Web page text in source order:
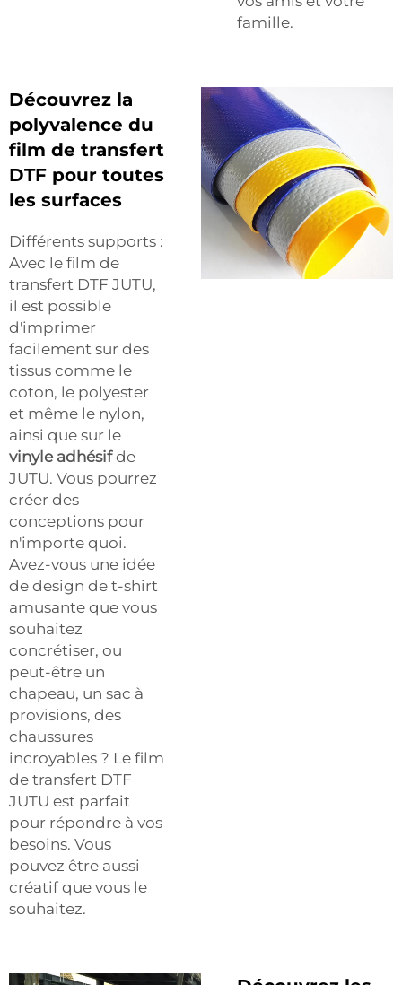
famille.
Découvrez la
polyvalence du
film de transfert
DTF pour toutes
les surfaces
Différents supports :
Avec le film de
transfert DTF JUTU,
il est possible
d'imprimer
facilement sur des
tissus comme le
coton, le polyester
et même le nylon,
ainsi que sur le
vinyle adhésifde
JUTU. Vous pourrez
créer des
conceptions pour
n'importe quoi.
Avez-vous une idée
de design de t-shirt
amusante que vous
souhaitez
concrétiser, ou
peut-être un
chapeau, un sac à
provisions, des
chaussures
incroyables ? Le film
de transfert DTF
JUTU est parfait
pour répondre à vos
besoins. Vous
pouvez être aussi
créatif que vous le
souhaitez.